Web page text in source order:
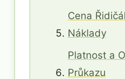
Cena
Náklady
Platnost a
Průkazu